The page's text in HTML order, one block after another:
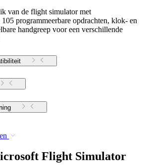
van de flight simulator met
programmeerbare opdrachten, klok- en
handgreep voor een verschillende
Flight Simulator